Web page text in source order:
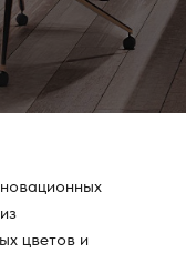
цветов и